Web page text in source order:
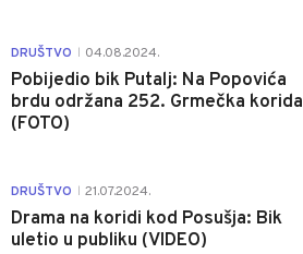
DRUŠTVO 04.08.2024.
Pobijedio bik Putalj: Na Popovića
brdu održana 252. Grmečka korida
(FOTO)
DRUŠTVO 21.07.2024.
Drama na koridi kod Posušja: Bik
uletio u publiku (VIDEO)